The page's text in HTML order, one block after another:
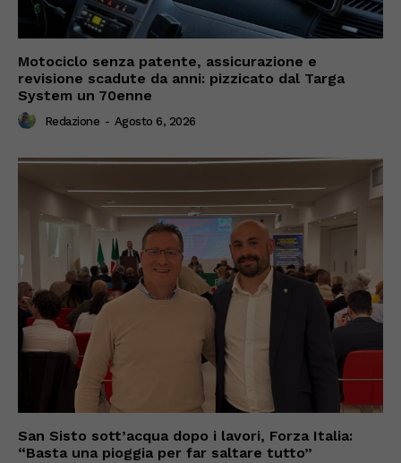
Motociclo senza patente, assicurazione e
revisione scadute da anni: pizzicato dal Targa
System un 70enne
Redazione - Agosto 6, 2026
San Sisto sott’acqua dopo i lavori, Forza Italia:
“Basta una pioggia per far saltare tutto”